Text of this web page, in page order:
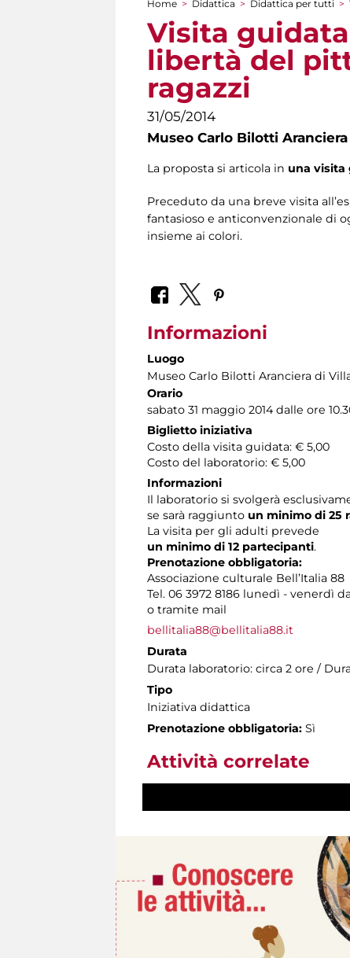
Tu sei qui
Home > Didattica > Didattica per tutti >
Visita
libertà del
ragazzi
31/05/2014
Museo Carlo Bilotti
La proposta si articola in una visita
Preceduto da una breve visita
fantasioso e anticonvenzionale di
insieme ai colori.
Informazioni
Luogo
Museo Carlo Bilotti Aranciera di
Orario
sabato 31 maggio 2014 dalle ore
Biglietto iniziativa
Costo della visita guidata: € 5,00
Costo del laboratorio: € 5,00
Informazioni
Il laboratorio si svolgerà
se sarà raggiunto un minimo di 25
La visita per gli adulti prevede
un minimo di 12 partecipanti.
Prenotazione obbligatoria:
Associazione culturale Bell’Italia 88
Tel. 06 3972 8186 lunedì - venerdì
o tramite mail
bellitalia88@bellitalia88.it
Durata
Durata laboratorio: circa 2 ore /
Tipo
Iniziativa didattica
Prenotazione obbligatoria: Sì
Attività correlate